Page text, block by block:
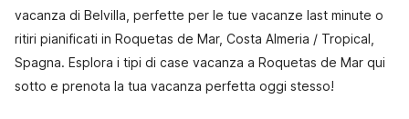
vacanza di Belvilla, perfette per le tue vacanze last minute o
ritiri pianificati in Roquetas de Mar, Costa Almeria / Tropical,
Spagna. Esplora i tipi di case vacanza a Roquetas de Mar qui
sotto e prenota la tua vacanza perfetta oggi stesso!